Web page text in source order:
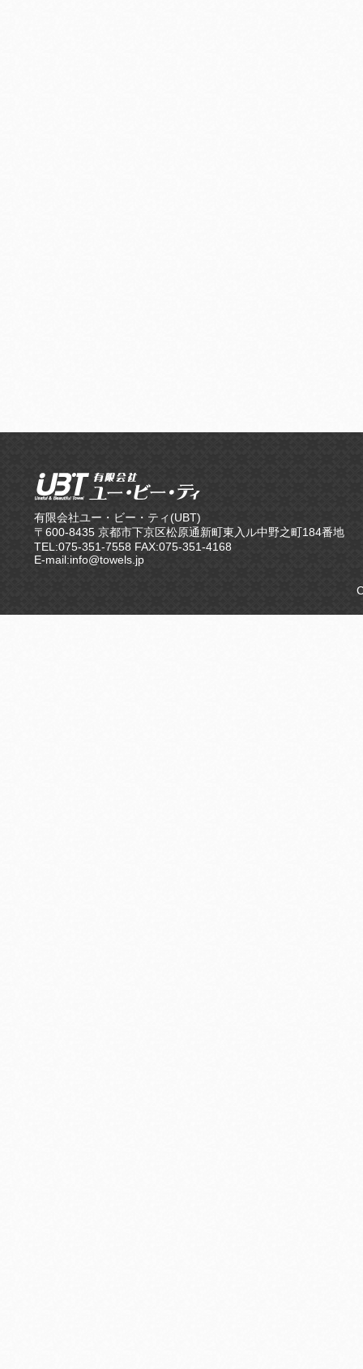
有限会社ユー・ビー・ティ(UBT)
〒600-8435 京都市下京区松原通新町東入ル中野之町184番地
TEL:075-351-7558 FAX:075-351-4168
E-mail:info@towels.jp